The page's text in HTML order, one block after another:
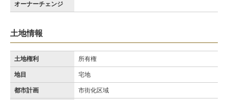
オーナーチェンジ
土地情報
土地権利 所有権
地目 宅地
都市計画 市街化区域